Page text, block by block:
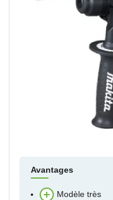
Avantages
Modèle très